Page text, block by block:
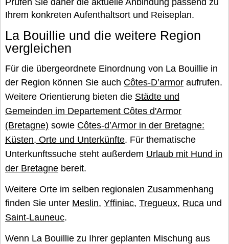
Ihrem konkreten Aufenthaltsort und Reiseplan.
La Bouillie und die weitere Region
vergleichen
Für die übergeordnete Einordnung von La Bouillie in
der Region können Sie auch Côtes-D’armor aufrufen.
Weitere Orientierung bieten die Städte und
Gemeinden im Departement Côtes d'Armor
(Bretagne) sowie Côtes-d’Armor in der Bretagne:
Küsten, Orte und Unterkünfte. Für thematische
Unterkunftssuche steht außerdem Urlaub mit Hund in
der Bretagne bereit.
Weitere Orte im selben regionalen Zusammenhang
finden Sie unter Meslin, Yffiniac, Tregueux, Ruca und
Saint-Launeuc.
Wenn La Bouillie zu Ihrer geplanten Mischung aus